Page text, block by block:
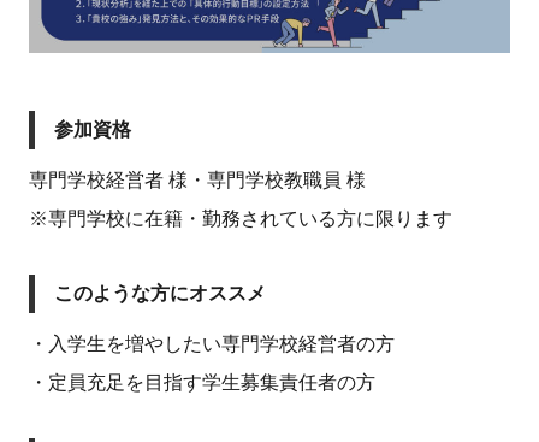
参加資格
専門学校経営者 様・専門学校教職員 様
※専門学校に在籍・勤務されている方に限ります
このような方にオススメ
・入学生を増やしたい専門学校経営者の方
・定員充足を目指す学生募集責任者の方